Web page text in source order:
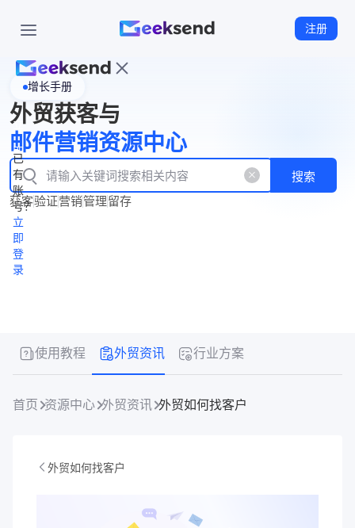
注册
页
WhatsApp
企业号
New
产
品
功
能
产
品
价
格
资
源
中
心
立
即
注
册
已
有
账
号？
立
即
登
录
增长手册
外贸获客与
邮件营销资源中心
搜索
获客验证营销管理留存
使用教程 外贸资讯 行业方案
首页 资源中心 外贸资讯 外贸如何找客户
外贸如何找客户